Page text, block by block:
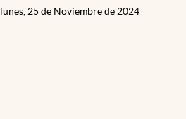
lunes, 25 de Noviembre de 2024